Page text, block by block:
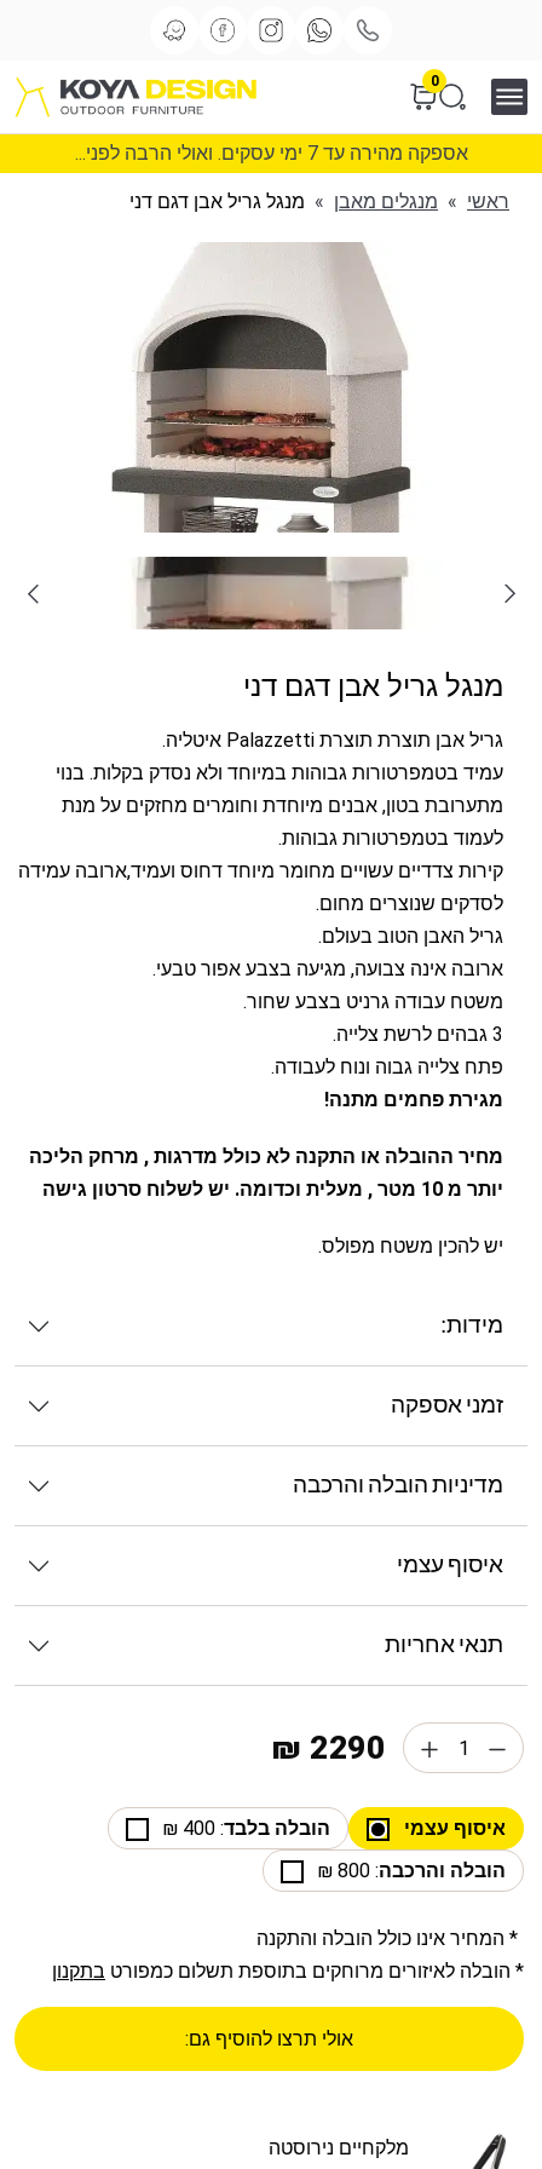
0
אספקה מהירה עד 7 ימי עסקים. ואולי הרבה לפני...
ראשי » מנגלים מאבן » מנגל גריל אבן דגם דני
מנגל גריל אבן דגם דני
גריל אבן תוצרת תוצרת Palazzetti איטליה.
עמיד בטמפרטורות גבוהות במיוחד ולא נסדק בקלות. בנוי
מתערובת בטון, אבנים מיוחדת וחומרים מחזקים על מנת
לעמוד בטמפרטורות גבוהות.
קירות צדדיים עשויים מחומר מיוחד דחוס ועמיד,ארובה עמידה
לסדקים שנוצרים מחום.
גריל האבן הטוב בעולם.
ארובה אינה צבועה, מגיעה בצבע אפור טבעי.
משטח עבודה גרניט בצבע שחור.
3 גבהים לרשת צלייה.
פתח צלייה גבוה ונוח לעבודה.
מגירת פחמים מתנה!
מחיר ההובלה או התקנה לא כולל מדרגות , מרחק הליכה
יותר מ 10 מטר , מעלית וכדומה. יש לשלוח סרטון גישה
יש להכין משטח מפולס.
מידות:
זמני אספקה
מדיניות הובלה והרכבה
איסוף עצמי
תנאי אחריות
2290 ₪
איסוף עצמי הובלה בלבד: 400 ₪
הובלה והרכבה: 800 ₪
* המחיר אינו כולל הובלה והתקנה
* הובלה לאיזורים מרוחקים בתוספת תשלום כמפורט בתקנון
אולי תרצו להוסיף גם:
מלקחיים נירוסטה